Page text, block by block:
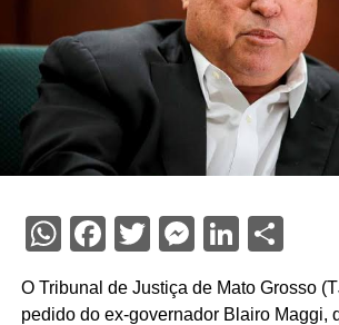
WhatsApp
Facebook
Twitter
O Tribunal de Justiça de Mato Grosso
pedido do ex-governador Blairo Maggi,